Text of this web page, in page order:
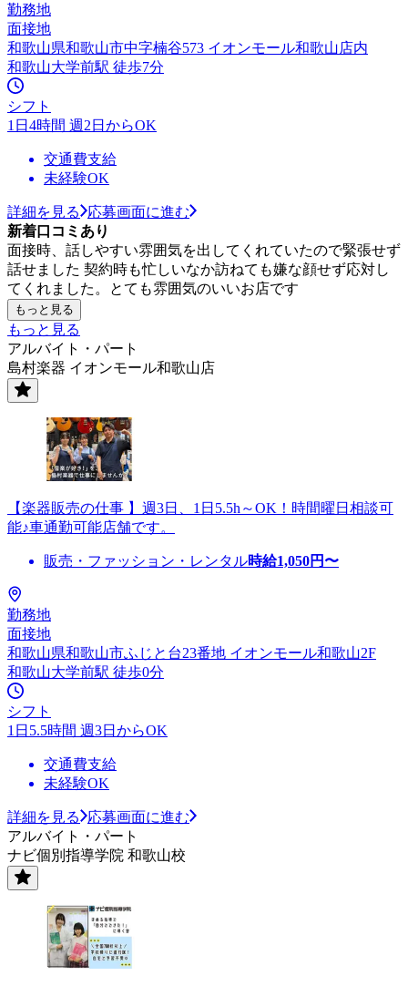
勤務地
面接地
和歌山県和歌山市中字楠谷573 イオンモール和歌山店内
和歌山大学前駅 徒歩7分
シフト
1日4時間 週2日からOK
交通費支給
未経験OK
詳細を見る
応募画面に進む
新着口コミあり
面接時、話しやすい雰囲気を出してくれていたので緊張せず
話せました 契約時も忙しいなか訪ねても嫌な顔せず応対し
てくれました。とても雰囲気のいいお店です
もっと見る
もっと見る
アルバイト・パート
島村楽器 イオンモール和歌山店
【楽器販売の仕事 】週3日、1日5.5h～OK！時間曜日相談可
能♪車通勤可能店舗です。
販売・ファッション・レンタル時給1,050円〜
勤務地
面接地
和歌山県和歌山市ふじと台23番地 イオンモール和歌山2F
和歌山大学前駅 徒歩0分
シフト
1日5.5時間 週3日からOK
交通費支給
未経験OK
詳細を見る
応募画面に進む
アルバイト・パート
ナビ個別指導学院 和歌山校